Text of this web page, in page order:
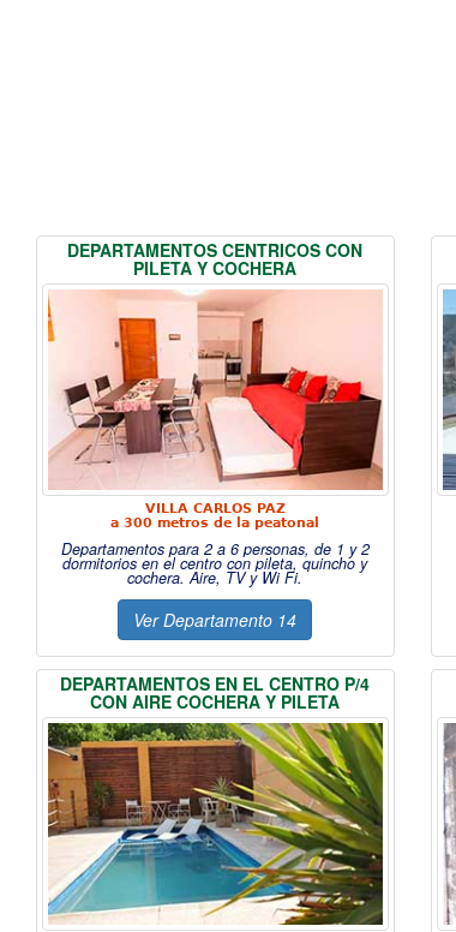
DEPARTAMENTOS CENTRICOS CON
PILETA Y COCHERA
VILLA CARLOS PAZ
a 300 metros de la peatonal
Departamentos para 2 a 6 personas, de 1 y 2
dormitorios en el centro con pileta, quincho y
cochera. Aire, TV y Wi Fi.
Ver Departamento 14
DEPARTAMENTOS EN EL CENTRO P/4
CON AIRE COCHERA Y PILETA